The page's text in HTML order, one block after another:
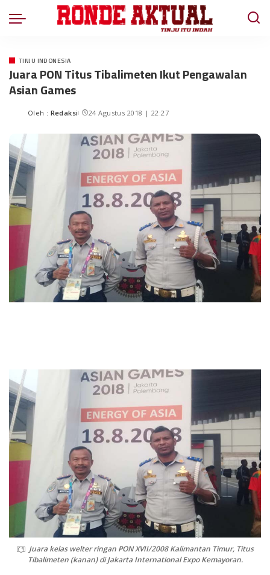
TINJU INDONESIA
Juara PON Titus Tibalimeten Ikut Pengawalan
Asian Games
Oleh : Redaksi 24 Agustus 2018 | 22:27
Juara kelas welter ringan PON XVII/2008 Kalimantan Timur, Titus
Tibalimeten (kanan) di Jakarta International Expo Kemayoran.